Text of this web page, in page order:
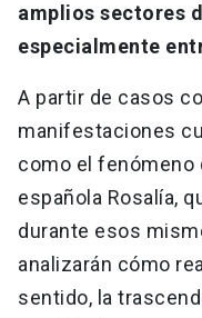
amplios sectores
especialmente
A partir de casos
manifestaciones
como el fenómeno
española Rosalía,
durante esos
analizarán cómo
sentido, la